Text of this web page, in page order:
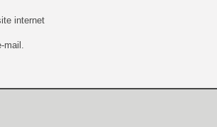
internet
mail.